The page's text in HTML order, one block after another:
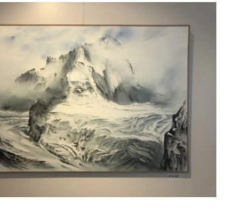
Read more